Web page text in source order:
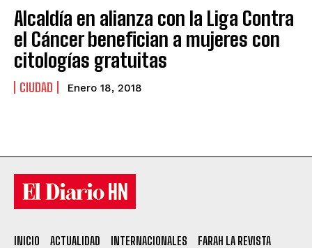
Alcaldía en alianza con la Liga Contra
el Cáncer benefician a mujeres con
citologías gratuitas
CIUDAD Enero 18, 2018
INICIO ACTUALIDAD INTERNACIONALES
FARAH LA REVISTA